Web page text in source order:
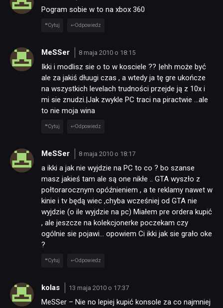
Pogram sobie w to na xbox 360
Cytuj Odpowiedz
MeSSer 8 maja 2010 o 18:15
Ikki i modlisz sie o to w kosciele ?? |ehh może być
ale za jakiś dłuugi czas , a wtedy ja tę gre ukończe
na wszystkich levelach trudności przejde ją z 10x i
mi sie znudzi.|Jak zwykle PC traci na piractwie …ale
to nie moja wina
Cytuj Odpowiedz
MeSSer 8 maja 2010 o 18:17
a ikki a jak nie wyjdzie na PC to co ? bo szanse
masz jakieś tam ale są one nikłe .. GTA wyszło z
połtorarocznym opóźnieniem , a te reklamy nawet w
kinie i tv będą wiec ,chyba wcześniej od GTA nie
wyjdzie (o ile wyjdzie na pc) Miałem pre ordera kupić
, ale jeszcze na kolekcjonerke poczekam czy
ogólnie sie pojawi… opowiem Ci ikki jak sie grało oke
?
Cytuj Odpowiedz
kolas 13 maja 2010 o 17:37
MeSSer – Nie no lepiej kupić konsole za co najmniej